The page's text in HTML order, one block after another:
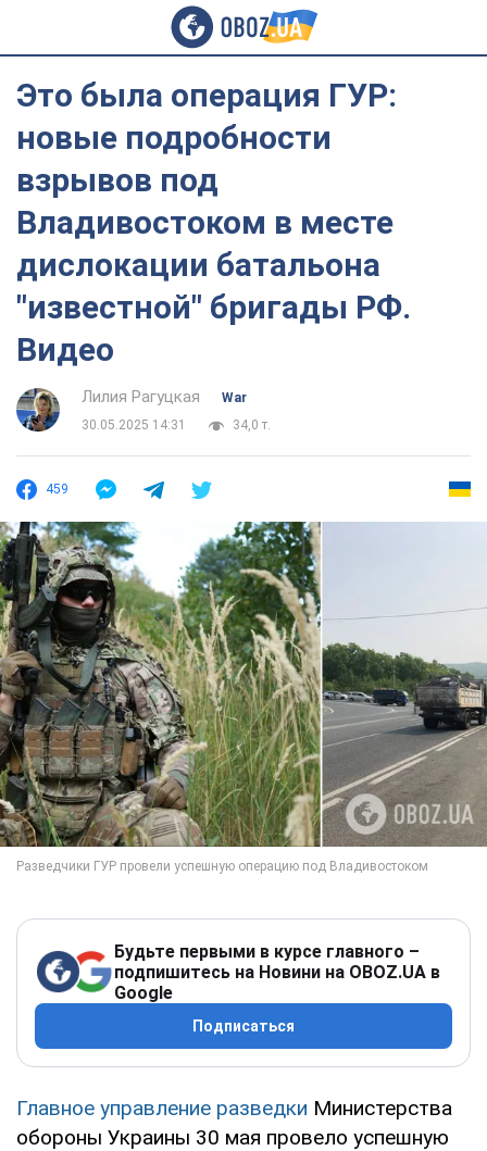
Это была операция ГУР:
новые подробности
взрывов под
Владивостоком в месте
дислокации батальона
"известной" бригады РФ.
Видео
Лилия Рагуцкая
War
30.05.2025 14:31
34,0 т.
459
Будьте первыми в курсе главного –
подпишитесь на Новини на OBOZ.UA в
Google
Подписаться
Главное управление разведки Министерства
обороны Украины 30 мая провело успешную